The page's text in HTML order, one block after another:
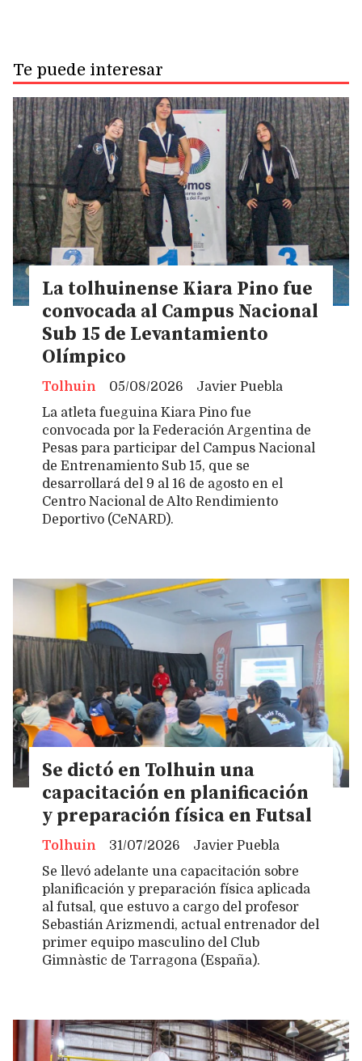
Te puede interesar
La tolhuinense Kiara Pino fue
convocada al Campus Nacional
Sub 15 de Levantamiento
Olímpico
Javier Puebla
Tolhuin
05/08/2026
La atleta fueguina Kiara Pino fue
convocada por la Federación Argentina de
Pesas para participar del Campus Nacional
de Entrenamiento Sub 15, que se
desarrollará del 9 al 16 de agosto en el
Centro Nacional de Alto Rendimiento
Deportivo (CeNARD).
Se dictó en Tolhuin una
capacitación en planificación
y preparación física en Futsal
Javier Puebla
Tolhuin
31/07/2026
Se llevó adelante una capacitación sobre
planificación y preparación física aplicada
al futsal, que estuvo a cargo del profesor
Sebastián Arizmendi, actual entrenador del
primer equipo masculino del Club
Gimnàstic de Tarragona (España).